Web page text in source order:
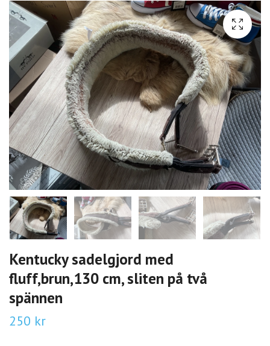
Kentucky sadelgjord med
fluff,brun,130 cm, sliten på två
spännen
250 kr